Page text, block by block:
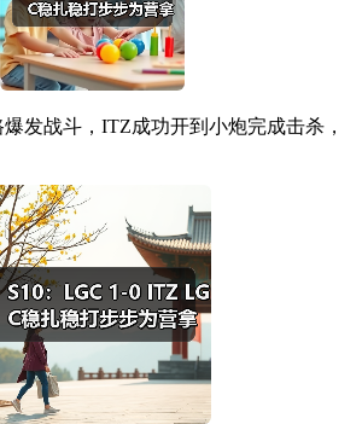
发战斗，ITZ成功开到小炮完成击杀，